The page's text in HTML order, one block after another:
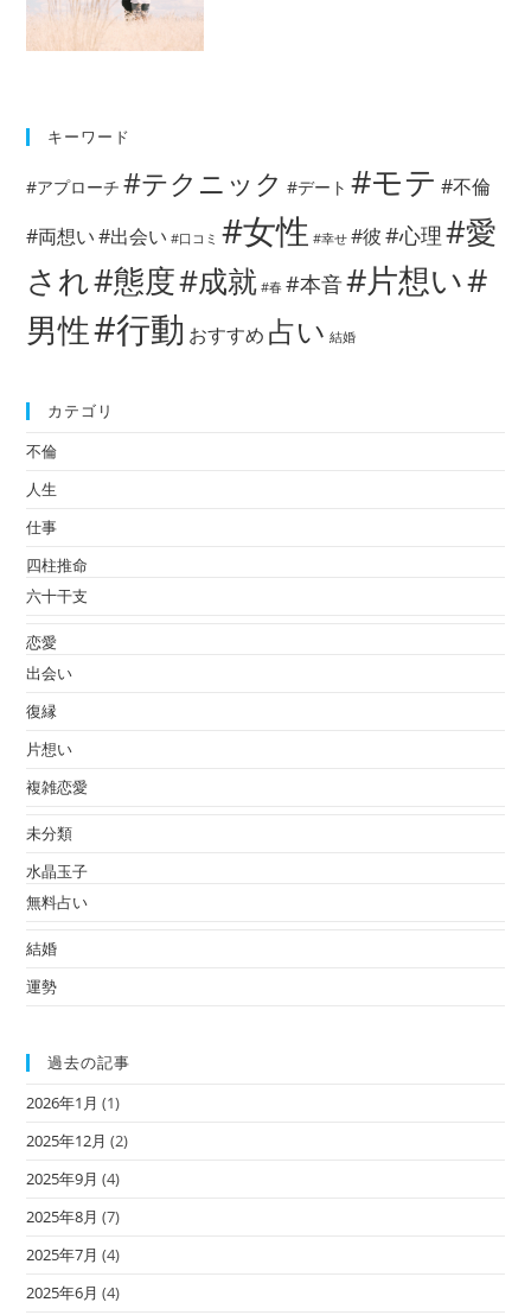
キーワード
#アプローチ #テクニック #デート #モテ #不倫
#両想い#出会い #口コミ #女性 #幸せ #彼#心理#愛
され#態度#成就 #春 #本音#片想い#
男性#行動 おすすめ 占い 結婚
カテゴリ
不倫
人生
仕事
四柱推命
六十干支
恋愛
出会い
復縁
片想い
複雑恋愛
未分類
水晶玉子
無料占い
結婚
運勢
過去の記事
2026年1月 (1)
2025年12月 (2)
2025年9月 (4)
2025年8月 (7)
2025年7月 (4)
2025年6月 (4)